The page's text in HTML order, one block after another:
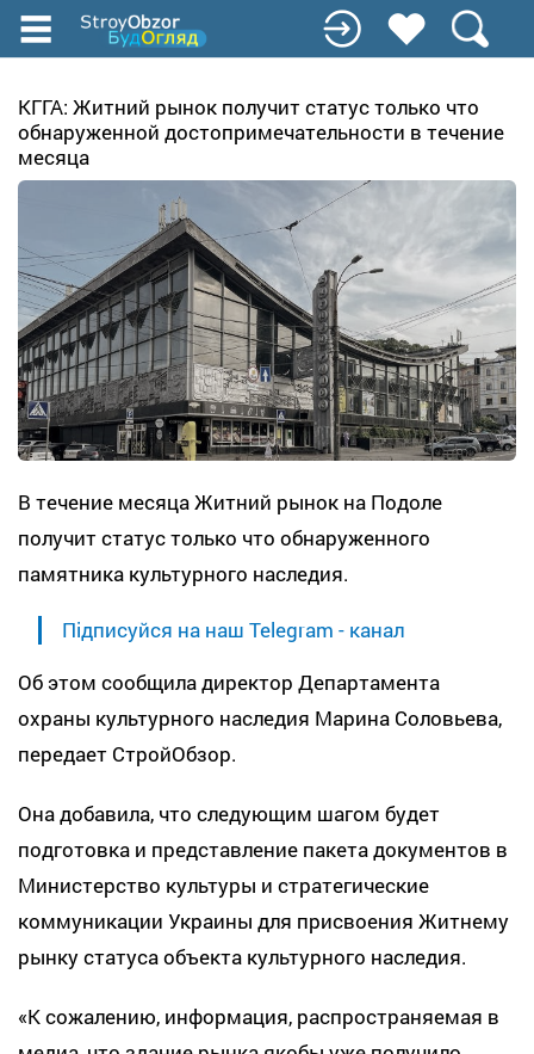
Перейти
содержанию
КГГА: Житний рынок получит статус только что
обнаруженной достопримечательности в течение
месяца
В течение месяца Житний рынок на Подоле
получит статус только что обнаруженного
памятника культурного наследия.
Підписуйся на наш Telegram - канал
Об этом сообщила директор Департамента
охраны культурного наследия Марина Соловьева,
передает СтройОбзор.
Она добавила, что следующим шагом будет
подготовка и представление пакета документов в
Министерство культуры и стратегические
коммуникации Украины для присвоения Житнему
рынку статуса объекта культурного наследия.
«К сожалению, информация, распространяемая в